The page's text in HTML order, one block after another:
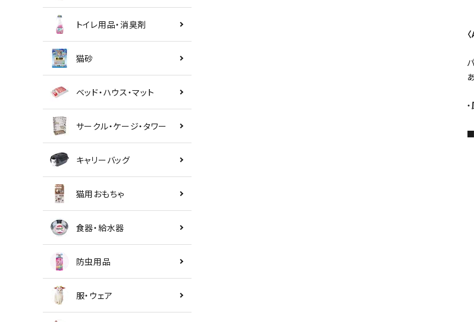
トイレ用品・消臭剤
猫砂
ベッド・ハウス・マット
サークル・ケージ・タワー
キャリーバッグ
猫用おもちゃ
食器・給水器
防虫用品
服・ウェア
・